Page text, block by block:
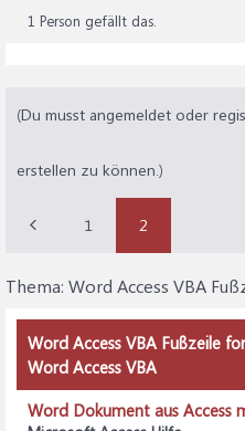
1 Person gefällt das.
(Du musst angemeldet oder
erstellen zu können.)
1 2
Thema: Word Access VBA
Word Access VBA Fußzeile
Word Access VBA
Word Dokument aus Access